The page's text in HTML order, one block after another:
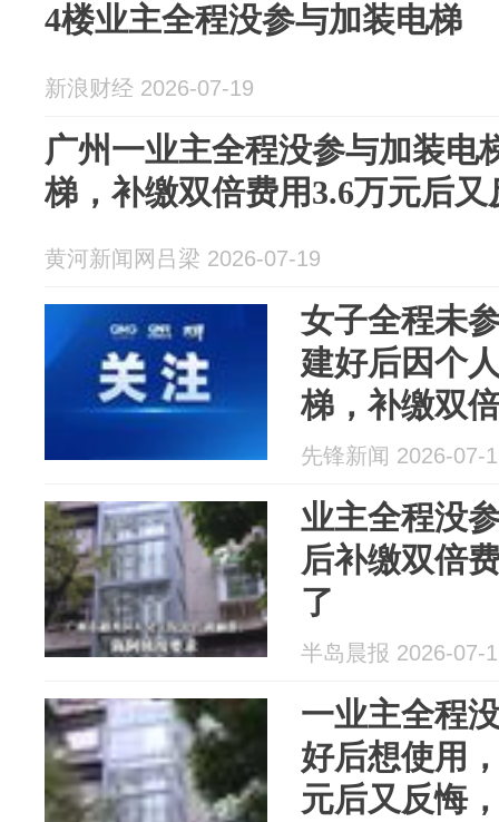
4楼业主全程没参与加装电梯
新浪财经 2026-07-19
广州一业主全程没参与加装电
梯，补缴双倍费用3.6万元后又
黄河新闻网吕梁 2026-07-19
女子全程未
建好后因个
梯，补缴双
悔，要求其
用，法院判
先锋新闻 2026-07-
业主全程没
后补缴双倍
了
半岛晨报 2026-07-
一业主全程
好后想使用
元后又反悔